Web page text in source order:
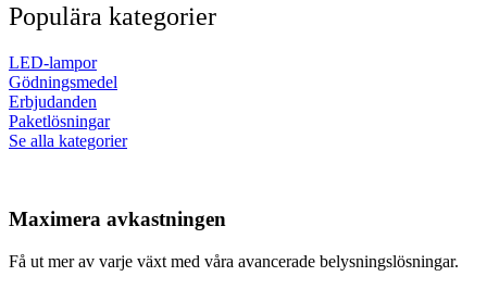
Populära kategorier
LED-lampor
Gödningsmedel
Erbjudanden
Paketlösningar
Se alla kategorier
Maximera avkastningen
Få ut mer av varje växt med våra avancerade belysningslösningar.